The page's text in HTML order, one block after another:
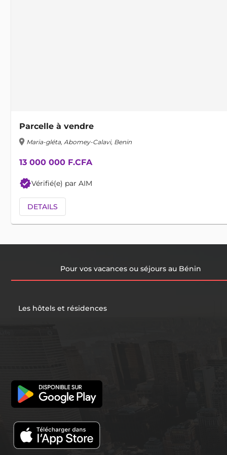
Parcelle à vendre
location_on Maria-gléta, Abomey-Calavi, Benin
13 000 000 F.CFA
verifiedVérifié(e) par AIM
DETAILS
Pour vos vacances ou séjours au Bénin
Les hôtels et résidences